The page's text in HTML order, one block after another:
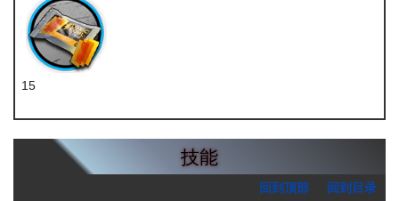
15
技能
回到顶部 回到目录